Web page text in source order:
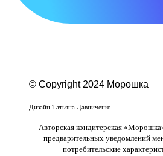
© Copyright 2024 Морошка
Дизайн Татьяна Давниченко
Авторская кондитерская
предварительных уведомлений
потребительские